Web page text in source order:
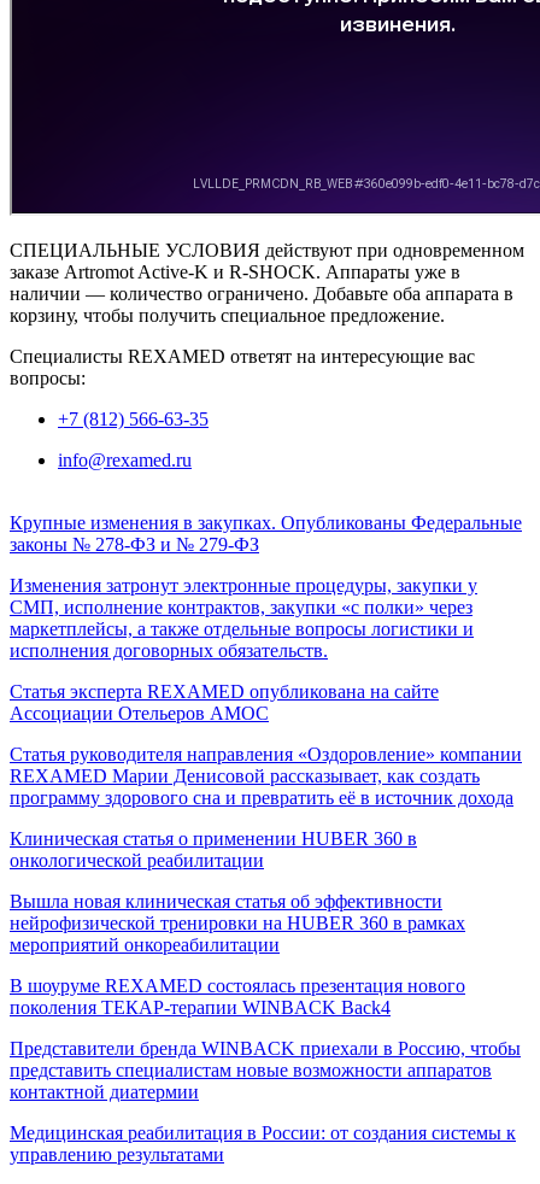
СПЕЦИАЛЬНЫЕ УСЛОВИЯ действуют при одновременном
заказе Artromot Active-K и R-SHOCK. Аппараты уже в
наличии — количество ограничено. Добавьте оба аппарата в
корзину, чтобы получить специальное предложение.
Специалисты REXAMED ответят на интересующие вас
вопросы:
+7 (812) 566-63-35
info@rexamed.ru
Крупные изменения в закупках. Опубликованы Федеральные
законы № 278-ФЗ и № 279-ФЗ
Изменения затронут электронные процедуры, закупки у
СМП, исполнение контрактов, закупки «с полки» через
маркетплейсы, а также отдельные вопросы логистики и
исполнения договорных обязательств.
Статья эксперта REXAMED опубликована на сайте
Ассоциации Отельеров АМОС
Cтатья руководителя направления «Оздоровление» компании
REXAMED Марии Денисовой рассказывает, как создать
программу здорового сна и превратить её в источник дохода
Клиническая статья о применении HUBER 360 в
онкологической реабилитации
Вышла новая клиническая статья об эффективности
нейрофизической тренировки на HUBER 360 в рамках
мероприятий онкореабилитации
В шоуруме REXAMED состоялась презентация нового
поколения ТЕКАР-терапии WINBACK Back4
Представители бренда WINBACK приехали в Россию, чтобы
представить специалистам новые возможности аппаратов
контактной диатермии
Медицинская реабилитация в России: от создания системы к
управлению результатами